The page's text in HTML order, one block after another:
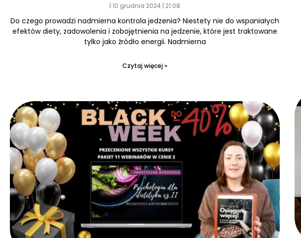
10 grudnia 2024 21:08
Do czego prowadzi nadmierna kontrola jedzenia? Niestety nie do wspaniałych
efektów diety, zadowolenia i zobojętnienia na jedzenie, które jest traktowane
tylko jako źródło energii. Nadmierna
Czytaj więcej »